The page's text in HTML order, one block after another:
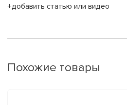
+добавить статью или видео
Похожие товары